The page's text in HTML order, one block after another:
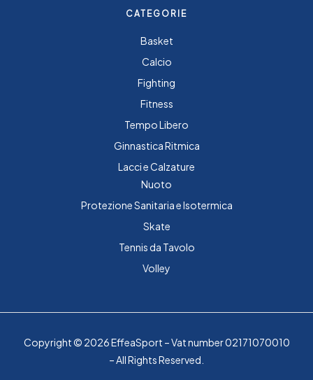
CATEGORIE
Basket
Calcio
Fighting
Fitness
Tempo Libero
Ginnastica Ritmica
Lacci e Calzature
Nuoto
Protezione Sanitaria e Isotermica
Skate
Tennis da Tavolo
Volley
Copyright © 2026 EffeaSport – Vat number 02171070010
– All Rights Reserved.